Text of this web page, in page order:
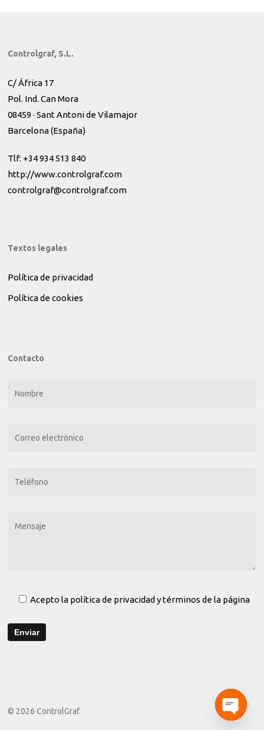
Controlgraf, S.L.
C/ África 17
Pol. Ind. Can Mora
08459 · Sant Antoni de Vilamajor
Barcelona (España)
Tlf: +34 934 513 840
http://www.controlgraf.com
controlgraf@controlgraf.com
Textos legales
Política de privacidad
Política de cookies
Contacto
Aceptola política de privacidad y términos de la página
© 2026 ControlGraf.